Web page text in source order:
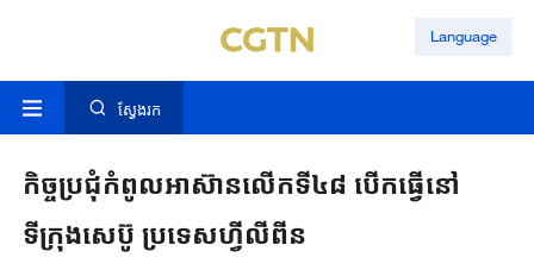
Language
ស្វែងរក
កិច្ចប្រជុំកំពូលអាស៊ានលើកទី៤៨ បើកធ្វើនៅ
ទីក្រុងសេប៊ូ ប្រទេសហ្វីលីពីន